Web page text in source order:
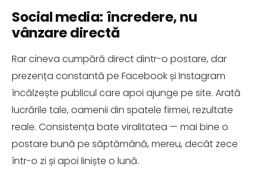
Social media: încredere, nu
vânzare directă
Rar cineva cumpără direct dintr-o postare, dar
prezența constantă pe Facebook și Instagram
încălzește publicul care apoi ajunge pe site. Arată
lucrările tale, oamenii din spatele firmei, rezultate
reale. Consistența bate viralitatea — mai bine o
postare bună pe săptămână, mereu, decât zece
într-o zi și apoi liniște o lună.